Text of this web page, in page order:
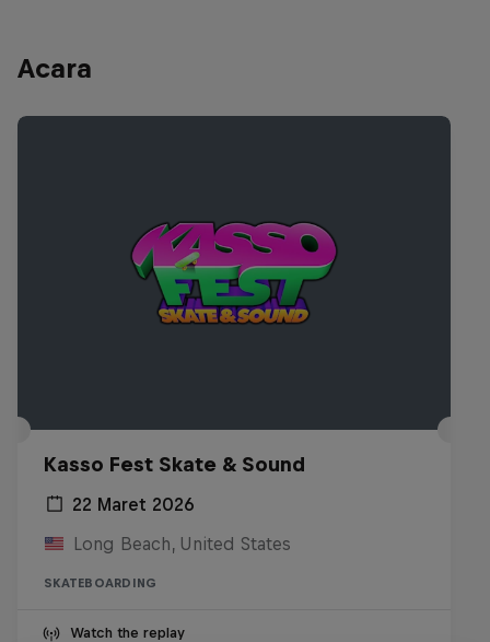
Acara
Kasso Fest Skate & Sound
22 Maret 2026
Long Beach, United States
SKATEBOARDING
Watch the replay